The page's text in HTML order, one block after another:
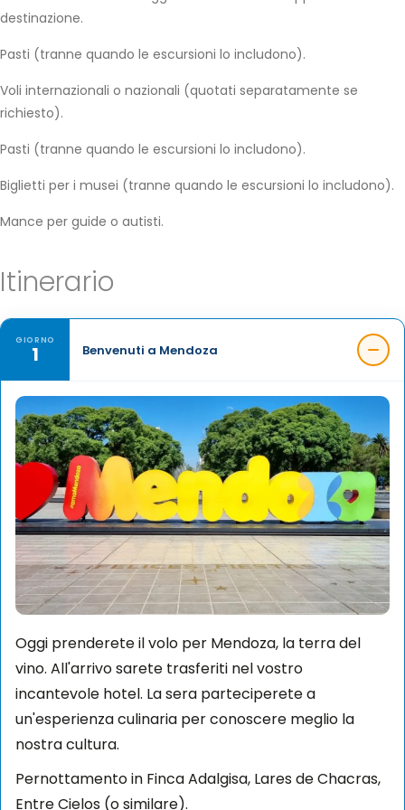
destinazione.
Pasti (tranne quando le escursioni lo includono).
Voli internazionali o nazionali (quotati separatamente se
richiesto).
Pasti (tranne quando le escursioni lo includono).
Biglietti per i musei (tranne quando le escursioni lo includono).
Mance per guide o autisti.
Itinerario
GIORNO
1 Benvenuti a Mendoza
Oggi prenderete il volo per Mendoza, la terra del
vino. All'arrivo sarete trasferiti nel vostro
incantevole hotel. La sera parteciperete a
un'esperienza culinaria per conoscere meglio la
nostra cultura.
Pernottamento in Finca Adalgisa, Lares de Chacras,
Entre Cielos (o similare).